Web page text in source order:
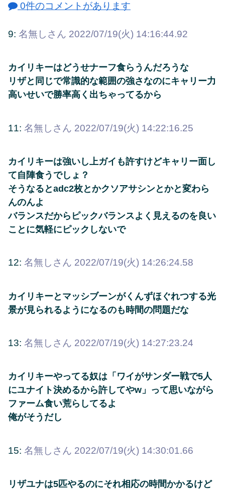
0件のコメントがあります
9: 名無しさん 2022/07/19(火) 14:16:44.92
カイリキーはどうせナーフ食らうんだろうな
リザと同じで常識的な範囲の強さなのにキャリー力
高いせいで勝率高く出ちゃってるから
11: 名無しさん 2022/07/19(火) 14:22:16.25
カイリキーは強いし上ガイも許すけどキャリー面し
て自陣食うでしょ？
そうなるとadc2枚とかクソアサシンとかと変わら
んのんよ
バランスだからピックバランスよく見えるのを良い
ことに気軽にピックしないで
12: 名無しさん 2022/07/19(火) 14:26:24.58
カイリキーとマッシブーンがくんずほぐれつする光
景が見られるようになるのも時間の問題だな
13: 名無しさん 2022/07/19(火) 14:27:23.24
カイリキーやってる奴は「ワイがサンダー戦で5人
にユナイト決めるから許してやw」って思いながら
ファーム食い荒らしてるよ
俺がそうだし
15: 名無しさん 2022/07/19(火) 14:30:01.66
リザユナは5匹やるのにそれ相応の時間かかるけど